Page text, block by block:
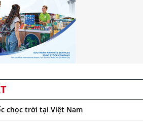
chọc trời tại Việt Nam